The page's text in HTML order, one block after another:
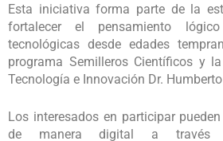
Esta iniciativa forma parte de la
fortalecer el pensamiento
tecnológicas desde edades
programa Semilleros Científicos y
Tecnología e Innovación Dr.
Los interesados en participar
de manera digital a través